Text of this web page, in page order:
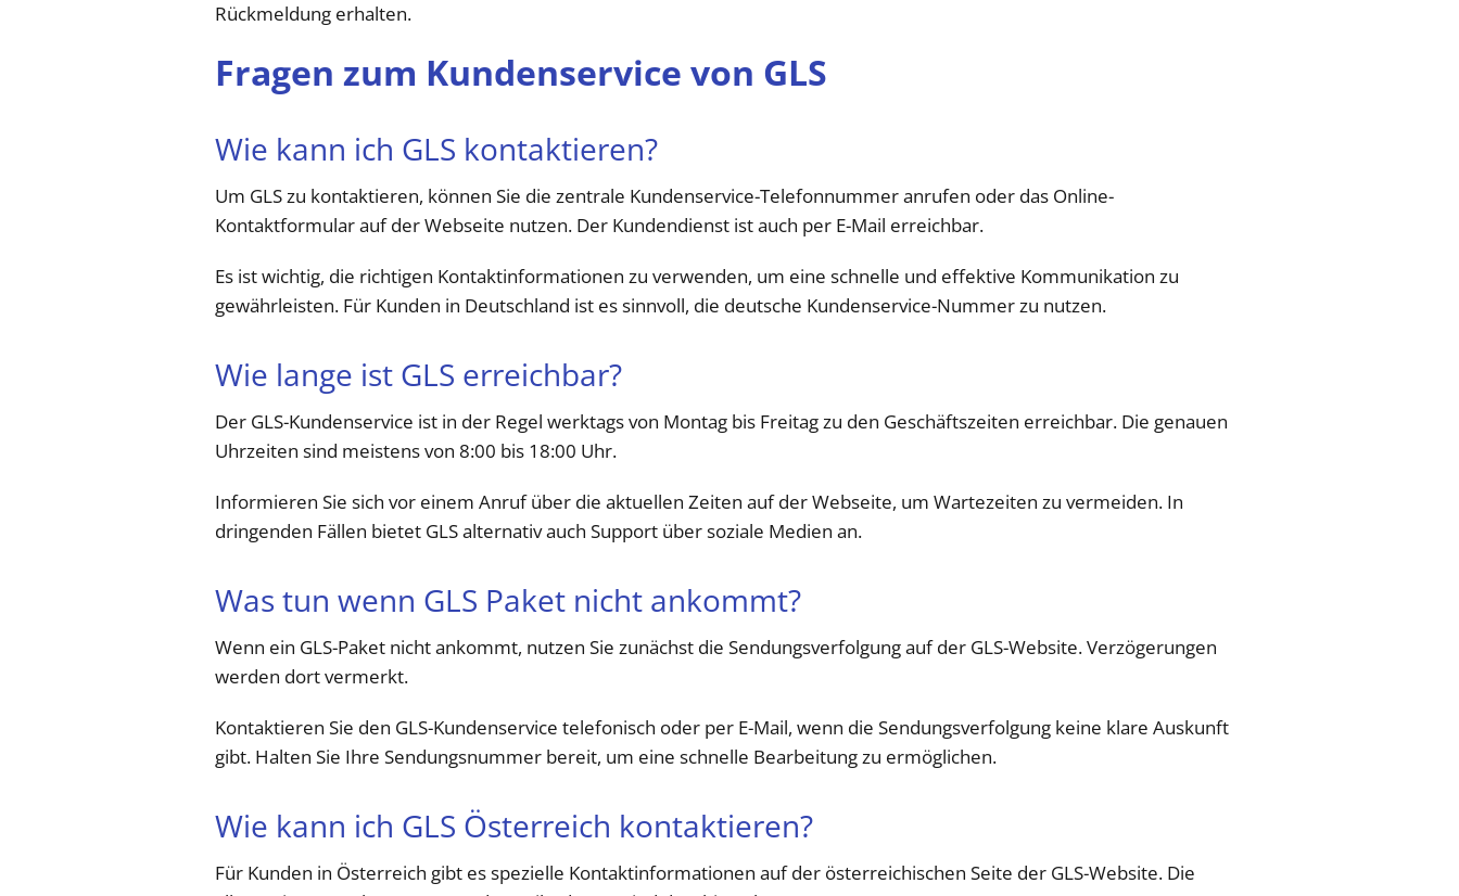
Rückmeldung erhalten.
Fragen zum Kundenservice von GLS
Wie kann ich GLS kontaktieren?
Um GLS zu kontaktieren, können Sie die zentrale Kundenservice-Telefonnummer anrufen oder das Online-
Kontaktformular auf der Webseite nutzen. Der Kundendienst ist auch per E-Mail erreichbar.
Es ist wichtig, die richtigen Kontaktinformationen zu verwenden, um eine schnelle und effektive Kommunikation zu
gewährleisten. Für Kunden in Deutschland ist es sinnvoll, die deutsche Kundenservice-Nummer zu nutzen.
Wie lange ist GLS erreichbar?
Der GLS-Kundenservice ist in der Regel werktags von Montag bis Freitag zu den Geschäftszeiten erreichbar. Die genauen
Uhrzeiten sind meistens von 8:00 bis 18:00 Uhr.
Informieren Sie sich vor einem Anruf über die aktuellen Zeiten auf der Webseite, um Wartezeiten zu vermeiden. In
dringenden Fällen bietet GLS alternativ auch Support über soziale Medien an.
Was tun wenn GLS Paket nicht ankommt?
Wenn ein GLS-Paket nicht ankommt, nutzen Sie zunächst die Sendungsverfolgung auf der GLS-Website. Verzögerungen
werden dort vermerkt.
Kontaktieren Sie den GLS-Kundenservice telefonisch oder per E-Mail, wenn die Sendungsverfolgung keine klare Auskunft
gibt. Halten Sie Ihre Sendungsnummer bereit, um eine schnelle Bearbeitung zu ermöglichen.
Wie kann ich GLS Österreich kontaktieren?
Für Kunden in Österreich gibt es spezielle Kontaktinformationen auf der österreichischen Seite der GLS-Website. Die